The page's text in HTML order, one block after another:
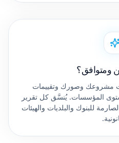
ومتوافق؟
مشروعك وصورك وتقييمات
المؤسسات. يُنسَّق كل تقرير
للبنوك والبلديات والهيئات